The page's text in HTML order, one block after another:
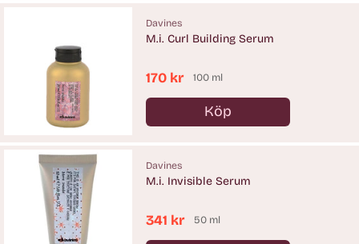
Davines
M.i. Curl Building Serum
170 kr 100 ml
Köp
Antal
Davines
M.i. Invisible Serum
341 kr 50 ml